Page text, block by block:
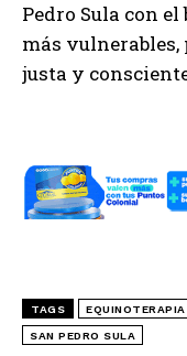
Pedro Sula con
más
justa y
TAGS EQUINOTERAPIA
SAN PEDRO SULA